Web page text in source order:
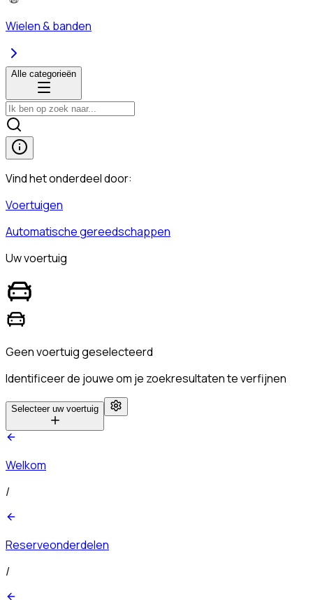
Wielen & banden
Alle categorieën
Vind het onderdeel door:
Voertuigen
Automatische gereedschappen
Uw voertuig
Geen voertuig geselecteerd
Identificeer de jouwe om je zoekresultaten te verfijnen
Selecteer uw voertuig
Welkom
/
Reserveonderdelen
/